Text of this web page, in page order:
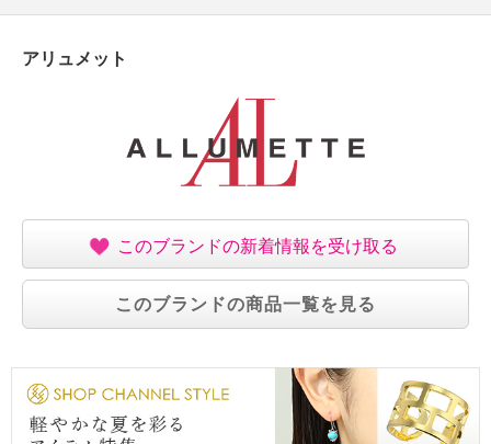
・ドライクリーニング：石油系ドライクリーニング可
【個体差あり】
アリュメット
このブランドの新着情報を受け取る
このブランドの商品一覧を見る